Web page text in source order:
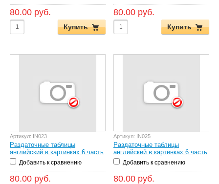
80.00 руб.
Купить
80.00 руб.
Купить
Артикул: IN023
Раздаточные таблицы
английский в картинках 6 часть
Добавить к сравнению
80.00 руб.
Артикул: IN025
Раздаточные таблицы
английский в картинках 6 часть
Добавить к сравнению
80.00 руб.